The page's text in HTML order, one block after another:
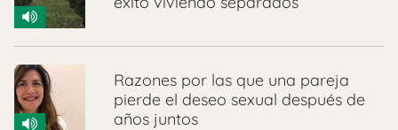
Razones por las que una pareja
pierde el deseo sexual después de
años juntos